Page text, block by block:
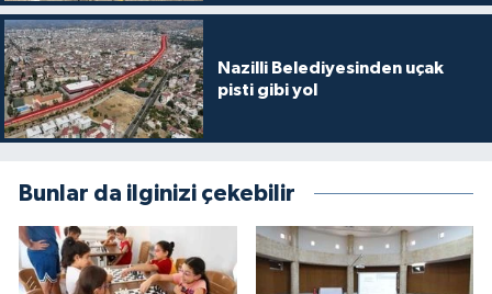
Nazilli Belediyesinden uçak
pisti gibi yol
Bunlar da ilginizi çekebilir